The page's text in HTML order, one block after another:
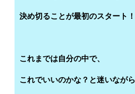
決め切ることが最初のスタート！
これまでは自分の中で、
これでいいのかな？と迷いながら